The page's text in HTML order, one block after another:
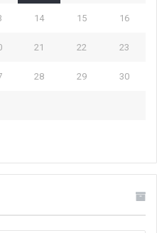
14 15 16
21 22 23
28 29 30